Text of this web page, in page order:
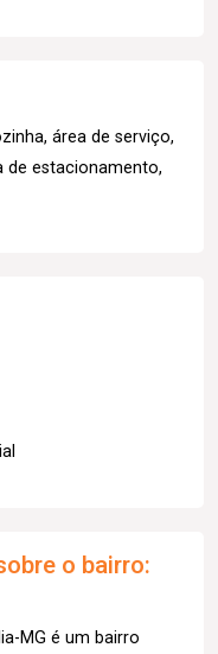
área de serviço,
de estacionamento,
o bairro:
MG é um bairro